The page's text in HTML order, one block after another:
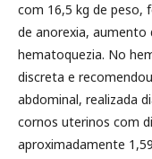
com 16,5 kg de peso,
de anorexia, aumento
hematoquezia. No
discreta e
abdominal, realizada
cornos uterinos com
aproximadamente